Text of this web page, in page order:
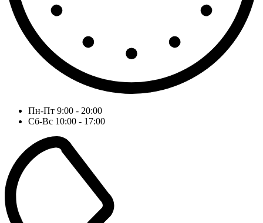
Пн-Пт 9:00 - 20:00
Сб-Вс 10:00 - 17:00